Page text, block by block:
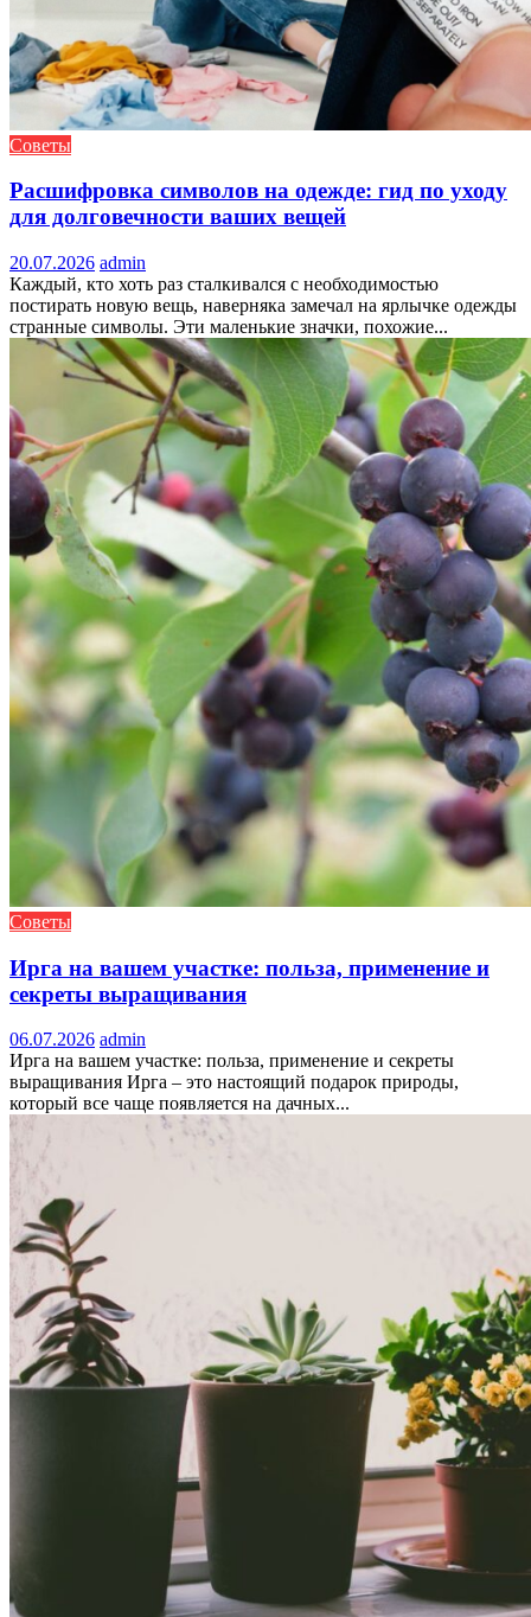
Советы
Расшифровка символов на одежде: гид по уходу
для долговечности ваших вещей
20.07.2026 admin
Каждый, кто хоть раз сталкивался с необходимостью
постирать новую вещь, наверняка замечал на ярлычке одежды
странные символы. Эти маленькие значки, похожие...
Советы
Ирга на вашем участке: польза, применение и
секреты выращивания
06.07.2026 admin
Ирга на вашем участке: польза, применение и секреты
выращивания Ирга – это настоящий подарок природы,
который все чаще появляется на дачных...